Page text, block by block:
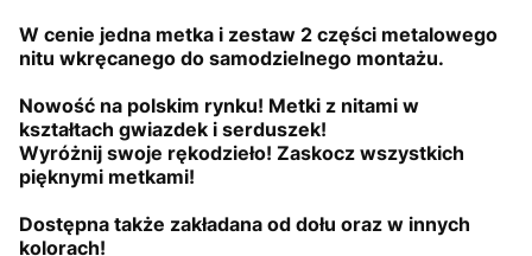
W cenie jedna metka i zestaw 2 części metalowego
nitu wkręcanego do samodzielnego montażu.
Nowość na polskim rynku! Metki z nitami w
kształtach gwiazdek i serduszek!
Wyróżnij swoje rękodzieło! Zaskocz wszystkich
pięknymi metkami!
Dostępna także zakładana od dołu oraz w innych
kolorach!